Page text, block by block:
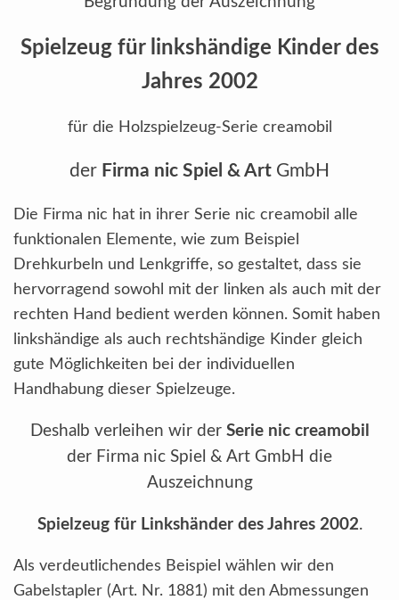
Spielzeug für linkshändige Kinder des
Jahres 2002
für die Holzspielzeug-Serie creamobil
der Firma nic Spiel & Art GmbH
Die Firma nic hat in ihrer Serie nic creamobil alle
funktionalen Elemente, wie zum Beispiel
Drehkurbeln und Lenkgriffe, so gestaltet, dass sie
hervorragend sowohl mit der linken als auch mit der
rechten Hand bedient werden können. Somit haben
linkshändige als auch rechtshändige Kinder gleich
gute Möglichkeiten bei der individuellen
Handhabung dieser Spielzeuge.
Deshalb verleihen wir der Serie nic creamobil
der Firma nic Spiel & Art GmbH die
Auszeichnung
Spielzeug für Linkshänder des Jahres 2002.
Als verdeutlichendes Beispiel wählen wir den
Gabelstapler (Art. Nr. 1881) mit den Abmessungen